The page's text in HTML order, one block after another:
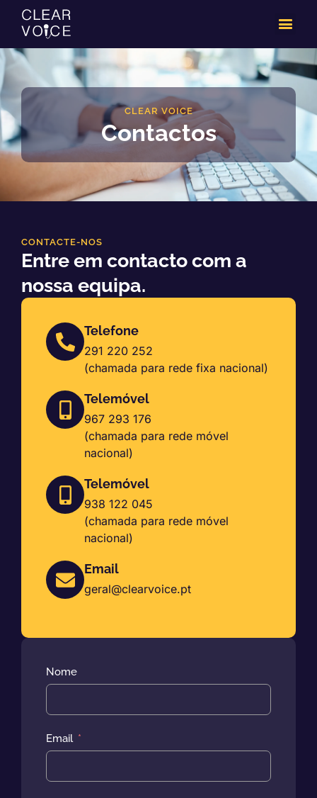
CLEAR VOICE
Contactos
CONTACTE-NOS
Entre em contacto com a
nossa equipa.
Nome
Email
Telefone
291 220 252
(chamada para rede fixa nacional)
Telemóvel
967 293 176
(chamada para rede móvel
nacional)
Telemóvel
938 122 045
(chamada para rede móvel
nacional)
Email
geral@clearvoice.pt